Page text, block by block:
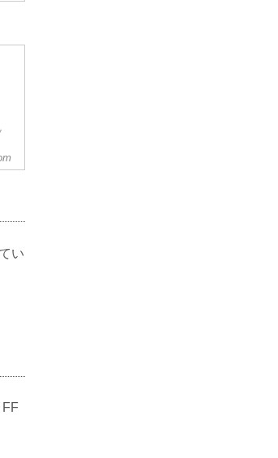
い
FF